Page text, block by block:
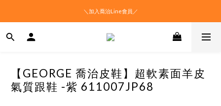
＼加入喬治Line會員／
【GEORGE 喬治皮鞋】超軟素面羊皮
氣質跟鞋 -紫 611007JP68